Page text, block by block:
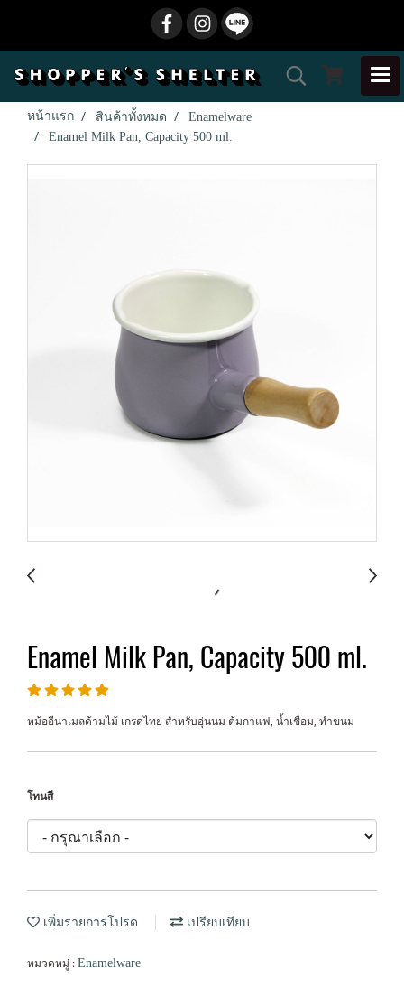
หน้าแรก สินค้าทั้งหมด
Enamelware
Enamel Milk Pan, Capacity 500 ml.
Enamel Milk Pan, Capacity 500 ml.
หม้ออีนาเมลด้ามไม้ เกรดไทย สำหรับอุ่นนม ต้มกาแฟ, น้ำเชื่อม, ทำขนม
โทนสี
เพิ่มรายการโปรด เปรียบเทียบ
หมวดหมู่ : Enamelware